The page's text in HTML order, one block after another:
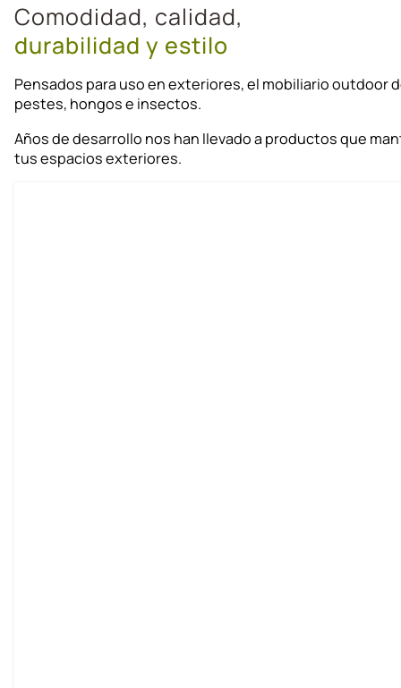
Comodidad, calidad,
durabilidad y estilo
Pensados para uso en exteriores, el mobiliario outdoor
pestes, hongos e insectos.
Años de desarrollo nos han llevado a productos que
tus espacios exteriores.